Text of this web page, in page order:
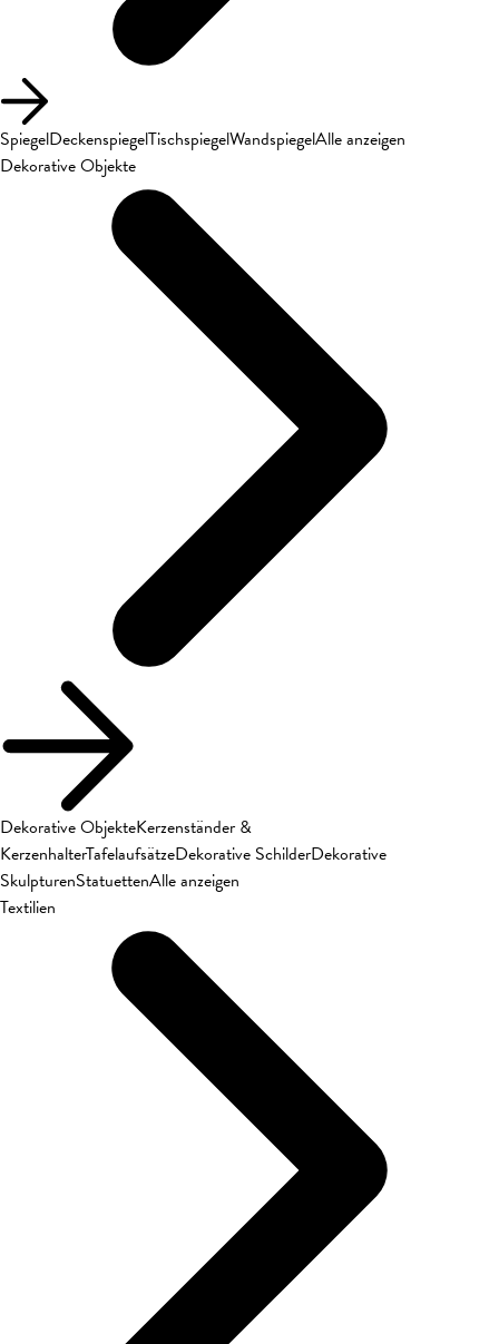
SpiegelDeckenspiegelTischspiegelWandspiegelAlle anzeigen
Dekorative Objekte
Dekorative ObjekteKerzenständer &
KerzenhalterTafelaufsätzeDekorative SchilderDekorative
SkulpturenStatuettenAlle anzeigen
Textilien